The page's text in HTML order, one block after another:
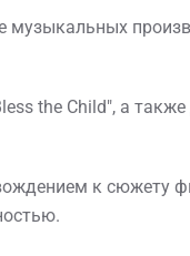
музыкальных
the Child", а
к сюжету